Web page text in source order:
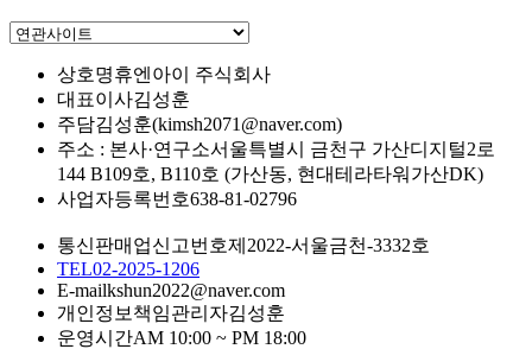
상호명휴엔아이 주식회사
대표이사김성훈
주담김성훈(kimsh2071@naver.com)
주소 : 본사·연구소서울특별시 금천구 가산디지털2로
144 B109호, B110호 (가산동, 현대테라타워가산DK)
사업자등록번호638-81-02796
통신판매업신고번호제2022-서울금천-3332호
TEL02-2025-1206
E-mailkshun2022@naver.com
개인정보책임관리자김성훈
운영시간AM 10:00 ~ PM 18:00